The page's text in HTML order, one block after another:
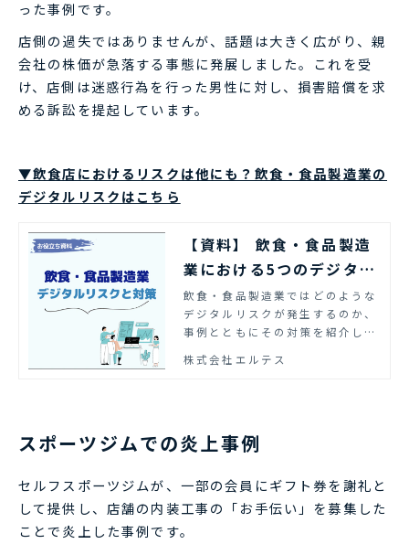
った事例です。
店側の過失ではありませんが、話題は大きく広がり、親
会社の株価が急落する事態に発展しました。これを受
け、店側は迷惑行為を行った男性に対し、損害賠償を求
める訴訟を提起しています。
▼飲食店におけるリスクは他にも？飲食・食品製造業の
デジタルリスクはこちら
【資料】 飲食・食品製造
業における5つのデジタル
リスクと対策 | エルテス
飲食・食品製造業ではどのような
デジタルリスクが発生するのか、
事例とともにその対策を紹介しま
株式会社エルテス
スポーツジムでの炎上事例
セルフスポーツジムが、一部の会員にギフト券を謝礼と
して提供し、店舗の内装工事の「お手伝い」を募集した
ことで炎上した事例です。